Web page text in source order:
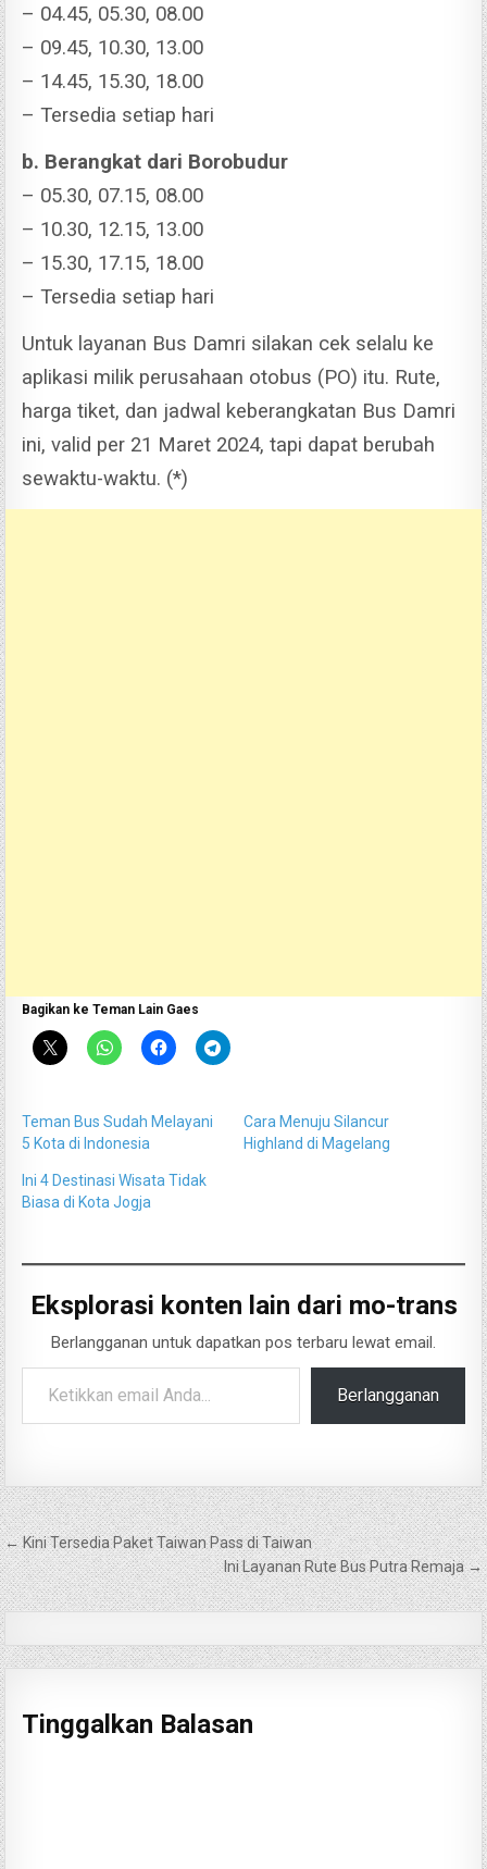
– 04.45, 05.30, 08.00
– 09.45, 10.30, 13.00
– 14.45, 15.30, 18.00
– Tersedia setiap hari
b. Berangkat dari Borobudur
– 05.30, 07.15, 08.00
– 10.30, 12.15, 13.00
– 15.30, 17.15, 18.00
– Tersedia setiap hari
Untuk layanan Bus Damri silakan cek selalu ke
aplikasi milik perusahaan otobus (PO) itu. Rute,
harga tiket, dan jadwal keberangkatan Bus Damri
ini, valid per 21 Maret 2024, tapi dapat berubah
sewaktu-waktu. (*)
Bagikan ke Teman Lain Gaes
Teman Bus Sudah Melayani
5 Kota di Indonesia
Cara Menuju Silancur
Highland di Magelang
Ini 4 Destinasi Wisata Tidak
Biasa di Kota Jogja
Eksplorasi konten lain dari mo-trans
Berlangganan untuk dapatkan pos terbaru lewat email.
Ketikkan email Anda...
Berlangganan
Navigasi
pos
← Kini Tersedia Paket Taiwan Pass di Taiwan
Ini Layanan Rute Bus Putra Remaja →
Tinggalkan Balasan